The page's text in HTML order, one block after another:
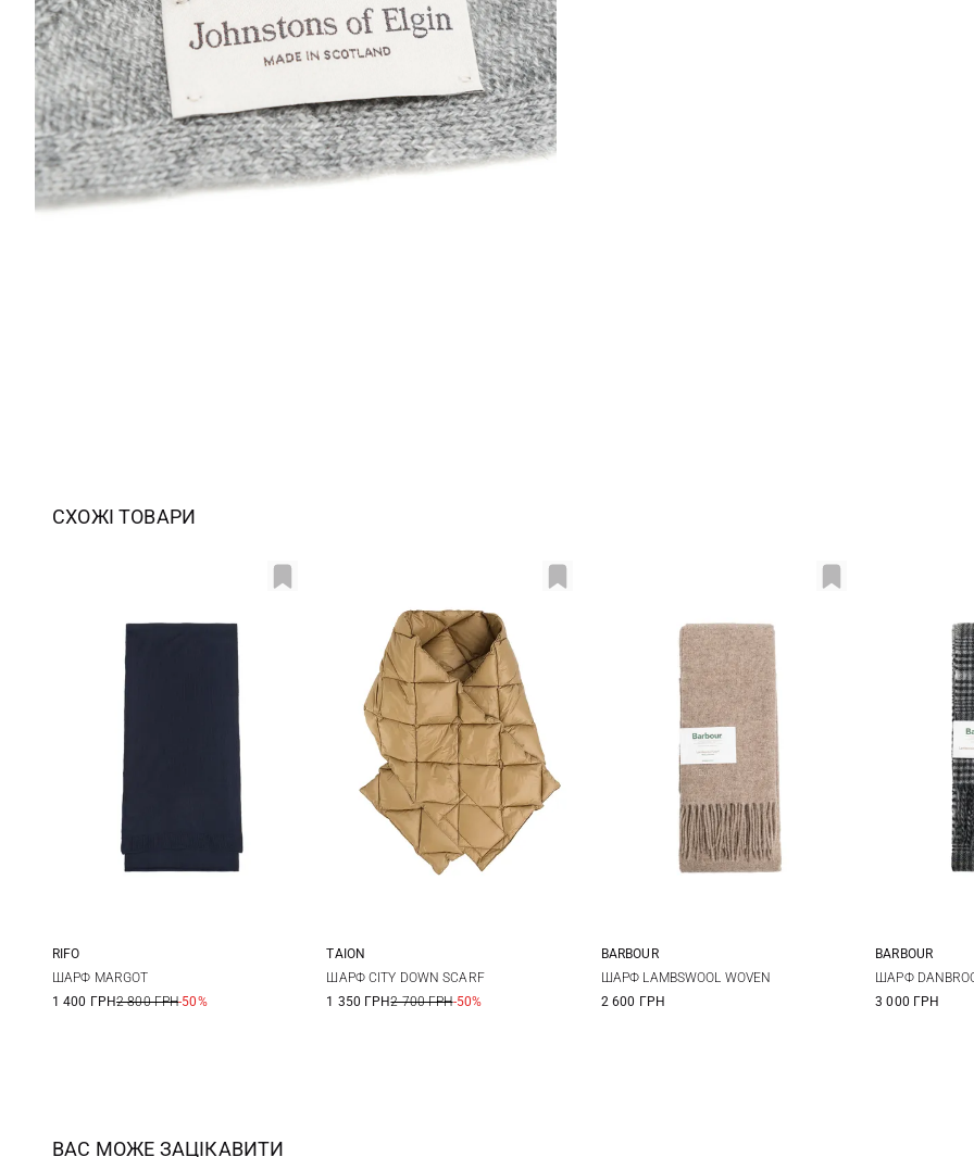
СХОЖІ ТОВАРИ
RIFO
ШАРФ MARGOT
1 400 ГРН2 800 ГРН-50%
One size
TAION
ШАРФ CITY DOWN SCARF
1 350 ГРН2 700 ГРН-50%
One size
BARBOUR
ШАРФ LAMBSWOOL WOVEN
2 600 ГРН
BARBOUR
ШАРФ
3 000 ГРН
ВАС МОЖЕ ЗАЦІКАВИТИ